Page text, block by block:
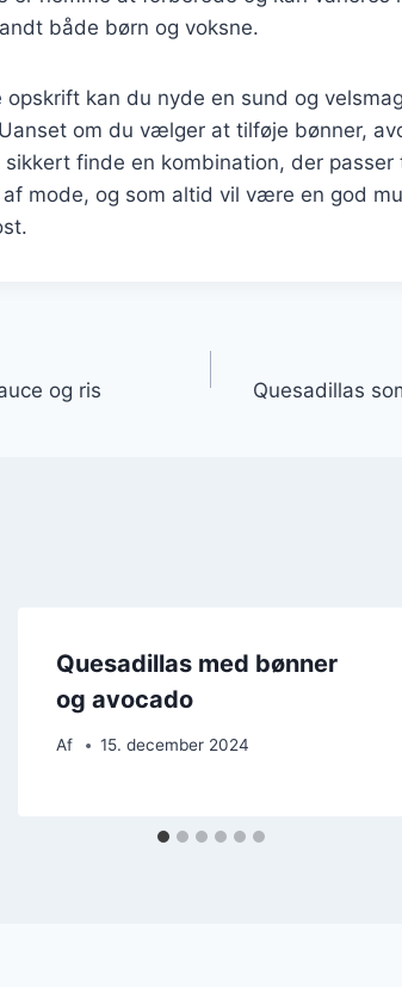
både børn og voksne.
opskrift kan du nyde en sund og
om du vælger at tilføje bønner,
finde en kombination, der passer
mode, og som altid vil være en god
og ris Quesadillas
Quesadillas med bønner
og avocado
Af 15. december 2024